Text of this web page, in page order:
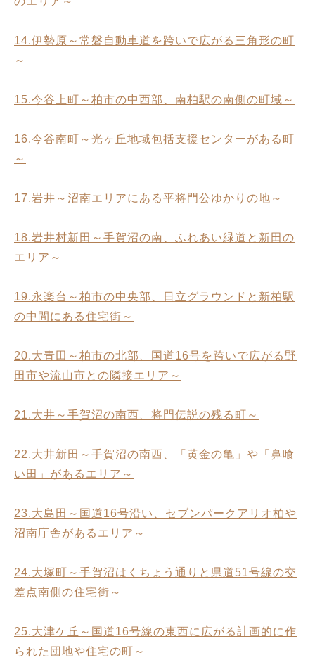
14.伊勢原～常磐自動車道を跨いで広がる三角形の町
～
15.今谷上町～柏市の中西部、南柏駅の南側の町域～
16.今谷南町～光ヶ丘地域包括支援センターがある町
～
17.岩井～沼南エリアにある平将門公ゆかりの地～
18.岩井村新田～手賀沼の南、ふれあい緑道と新田の
エリア～
19.永楽台～柏市の中央部、日立グラウンドと新柏駅
の中間にある住宅街～
20.大青田～柏市の北部、国道16号を跨いで広がる野
田市や流山市との隣接エリア～
21.大井～手賀沼の南西、将門伝説の残る町～
22.大井新田～手賀沼の南西、「黄金の亀」や「鼻喰
い田」があるエリア～
23.大島田～国道16号沿い、セブンパークアリオ柏や
沼南庁舎があるエリア～
24.大塚町～手賀沼はくちょう通りと県道51号線の交
差点南側の住宅街～
25.大津ケ丘～国道16号線の東西に広がる計画的に作
られた団地や住宅の町～